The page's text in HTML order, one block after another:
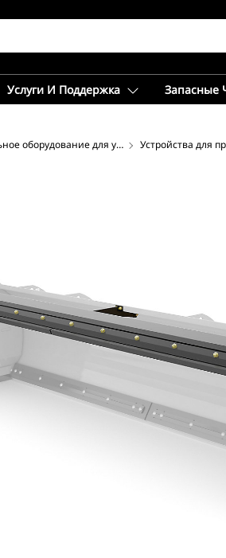
Услуги И Поддержка Запасные
Дополнительное оборудование для уборки снега Устройства для